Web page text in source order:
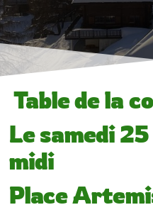
Table de la
Le samedi
midi
Place